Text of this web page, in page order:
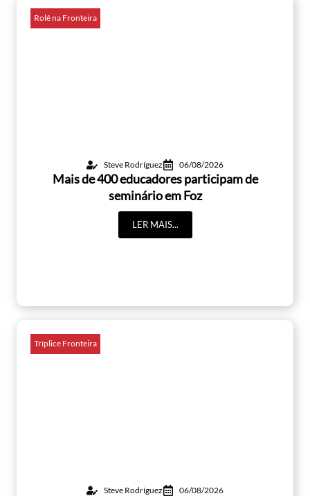
Rolê na Fronteira
Steve Rodríguez 06/08/2026
Mais de 400 educadores participam de
seminário em Foz
LER MAIS...
Tríplice Fronteira
Steve Rodríguez 06/08/2026